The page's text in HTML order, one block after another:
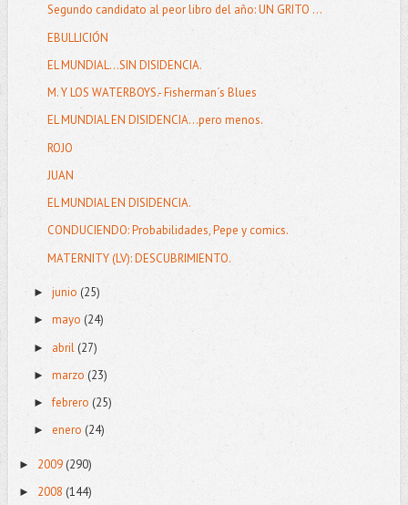
Segundo candidato al peor libro del año: UN GRITO ...
EBULLICIÓN
EL MUNDIAL…SIN DISIDENCIA.
M. Y LOS WATERBOYS.- Fisherman´s Blues
EL MUNDIAL EN DISIDENCIA...pero menos.
ROJO
JUAN
EL MUNDIAL EN DISIDENCIA.
CONDUCIENDO: Probabilidades, Pepe y comics.
MATERNITY (LV): DESCUBRIMIENTO.
► junio (25)
► mayo (24)
► abril(27)
► marzo (23)
►febrero (25)
► enero (24)
► 2009(290)
► 2008 (144)